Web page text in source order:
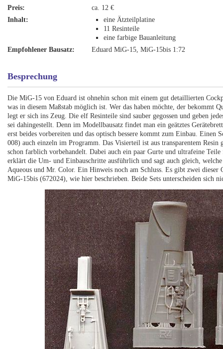
Preis:
ca. 12 €
Inhalt:
eine Ätzteilplatine
11 Resinteile
eine farbige Bauanleitung
Empfohlener Bausatz:
Eduard MiG-15, MiG-15bis 1:72
Besprechung
Die MiG-15 von Eduard ist ohnehin schon mit einem gut detaillierten
was in diesem Maßstab möglich ist. Wer das haben möchte, der bekommt
legt er sich ins Zeug. Die elf Resinteile sind sauber gegossen und geben
sei dahingestellt. Denn im Modellbausatz findet man ein geätztes
erst beides vorbereiten und das optisch bessere kommt zum Einbau.
008) auch einzeln im Programm. Das Visierteil ist aus transparentem
schon farblich vorbehandelt. Dabei auch ein paar Gurte und ultrafeine
erklärt die Um- und Einbauschritte ausführlich und sagt auch gleich,
Aqueous und Mr. Color. Ein Hinweis noch am Schluss. Es gibt zwei
MiG-15bis (672024), wie hier beschrieben. Beide Sets unterscheiden sich